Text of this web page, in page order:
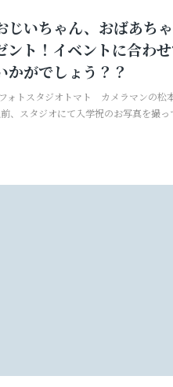
じいちゃん、おばあち
ント！イベントに合わ
かがでしょう？？
ォトスタジオトマト カメラマンの松
、スタジオにて入学祝のお写真を撮っ